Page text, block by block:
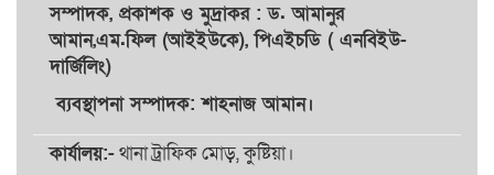
সম্পাদক, প্রকাশকওমুদ্রাকর: ড. আমানুর
আমান,এম.ফিল (আইইউকে), পিএইচডি ( এনবিইউ-
দার্জিলিং)
ব্যবস্থাপনা সম্পাদক: শাহনাজ আমান।
কার্যালয়:-থানা ট্রাফিক মোড়, কুষ্টিয়া।